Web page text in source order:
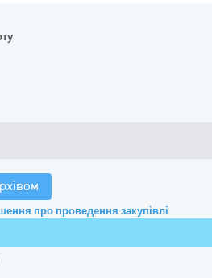
про проведення закупівлі